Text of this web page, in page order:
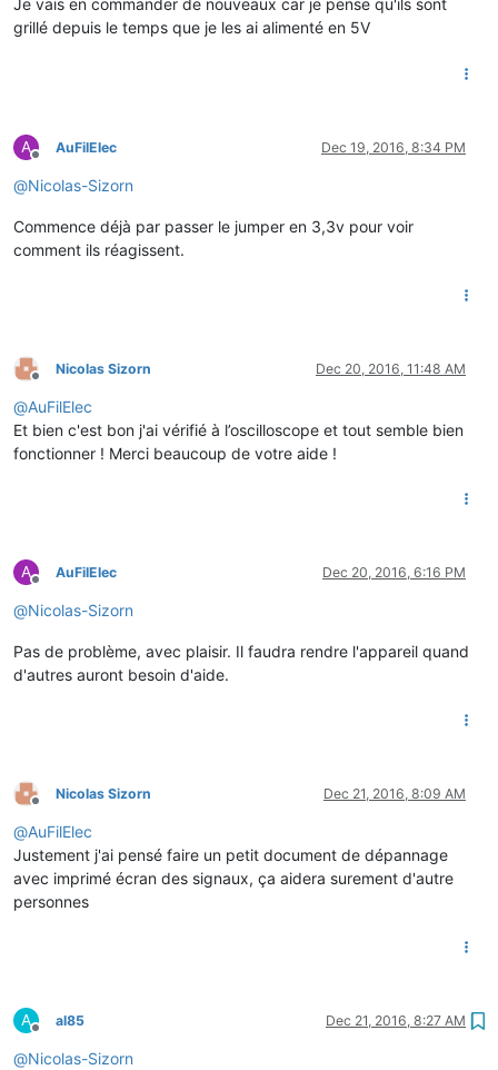
grillé depuis le temps que je les ai alimenté en 5V
A
Offline
AuFilElec Dec 19, 2016, 8:34 PM
@Nicolas-Sizorn
Commence déjà par passer le jumper en 3,3v pour voir
comment ils réagissent.
Offline
Nicolas Sizorn Dec 20, 2016, 11:48 AM
@AuFilElec
Et bien c'est bon j'ai vérifié à l’oscilloscope et tout semble bien
fonctionner ! Merci beaucoup de votre aide !
A
Offline
AuFilElec Dec 20, 2016, 6:16 PM
@Nicolas-Sizorn
Pas de problème, avec plaisir. Il faudra rendre l'appareil quand
d'autres auront besoin d'aide.
Offline
Nicolas Sizorn Dec 21, 2016, 8:09 AM
@AuFilElec
Justement j'ai pensé faire un petit document de dépannage
avec imprimé écran des signaux, ça aidera surement d'autre
personnes
A
Offline
al85 Dec 21, 2016, 8:27 AM
@Nicolas-Sizorn